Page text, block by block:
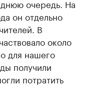
очередь. На
он отдельно
В
около
для нашего
получили
потратить